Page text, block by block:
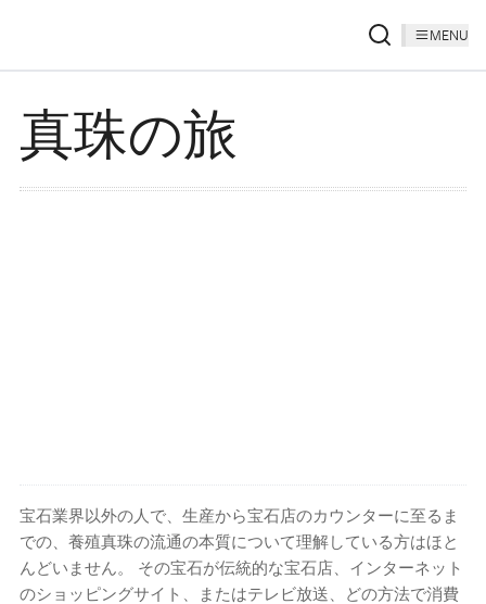
MENU
真珠の旅
宝石業界以外の人で、生産から宝石店のカウンターに至るま
での、養殖真珠の流通の本質について理解している方はほと
んどいません。 その宝石が伝統的な宝石店、インターネット
のショッピングサイト、またはテレビ放送、どの方法で消費